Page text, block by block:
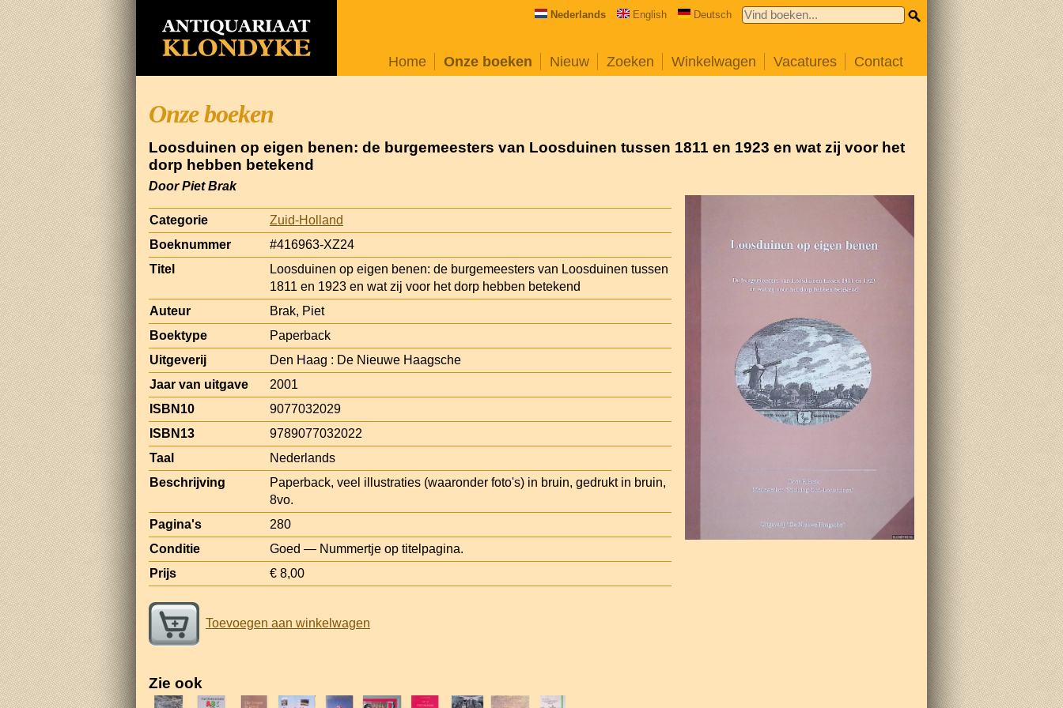
Nederlands English Deutsch
Home Onze boeken Nieuw Zoeken Winkelwagen Vacatures Contact
Onze boeken
Loosduinen op eigen benen: de burgemeesters van Loosduinen tussen 1811 en 1923 en wat zij voor het
dorp hebben betekend
Door Piet Brak
Categorie
Zuid-Holland
Boeknummer
#416963-XZ24
Titel
Loosduinen op eigen benen: de burgemeesters van Loosduinen tussen
1811 en 1923 en wat zij voor het dorp hebben betekend
Auteur
Brak, Piet
Boektype
Paperback
Uitgeverij
Den Haag : De Nieuwe Haagsche
Jaar van uitgave
2001
ISBN10
9077032029
ISBN13
9789077032022
Taal
Nederlands
Beschrijving
Paperback, veel illustraties (waaronder foto's) in bruin, gedrukt in bruin,
8vo.
Pagina's
280
Conditie
Goed — Nummertje op titelpagina.
Prijs
€ 8,00
Toevoegen aan winkelwagen
Zie ook